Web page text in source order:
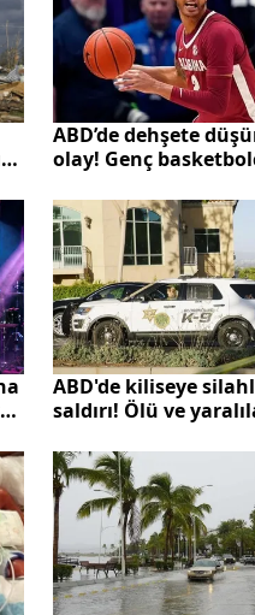
ABD’de dehşete
olay! Genç
ABD'de kiliseye
saldırı! Ölü ve